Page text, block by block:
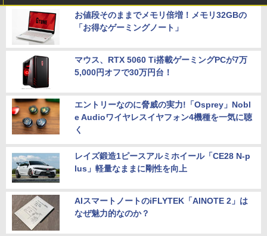
お値段そのままでメモリ倍増！メモリ32GBの
「お得なゲーミングノート」
マウス、RTX 5060 Ti搭載ゲーミングPCが7万
5,000円オフで30万円台！
エントリーなのに脅威の実力!「Osprey」Nobl
e Audioワイヤレスイヤフォン4機種を一気に聴
く
レイズ鍛造1ピースアルミホイール「CE28 N-p
lus」軽量なままに剛性を向上
AIスマートノートのiFLYTEK「AINOTE 2」は
なぜ魅力的なのか？